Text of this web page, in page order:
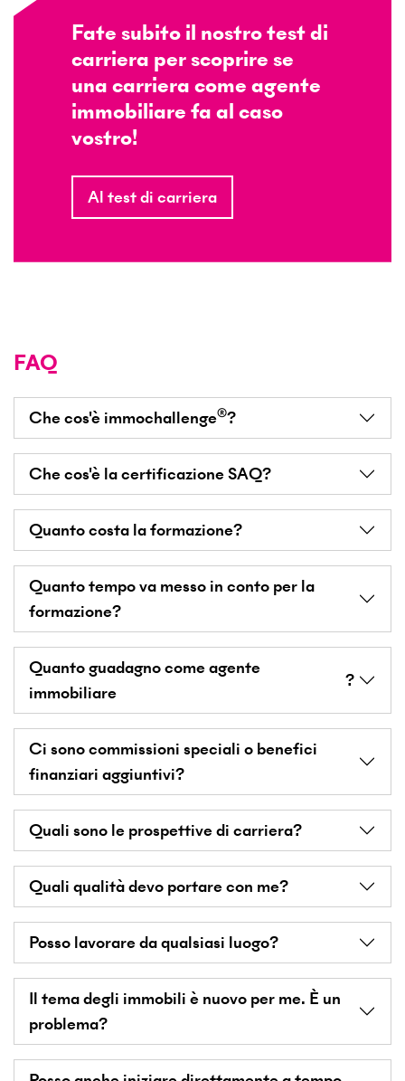
Fate subito il nostro test di
carriera per scoprire se
una carriera come agente
immobiliare fa al caso
vostro!
Al test di carriera
FAQ
Che cos'è immochallenge®?
Che cos'è la certificazione SAQ?
Quanto costa la formazione?
Quanto tempo va messo in conto per la
formazione?
Quanto guadagno come agente
immobiliare
?
Ci sono commissioni speciali o benefici
finanziari aggiuntivi?
Quali sono le prospettive di carriera?
Quali qualità devo portare con me?
Posso lavorare da qualsiasi luogo?
Il tema degli immobili è nuovo per me. È un
problema?